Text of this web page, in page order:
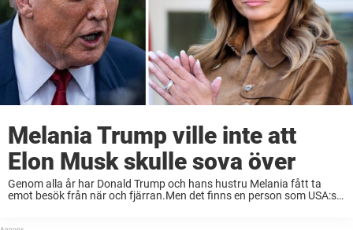
Melania Trump ville inte att
Elon Musk skulle sova över
Genom alla år har Donald Trump och hans hustru Melania fått ta
emot besök från när och fjärran.Men det finns en person som USA:s